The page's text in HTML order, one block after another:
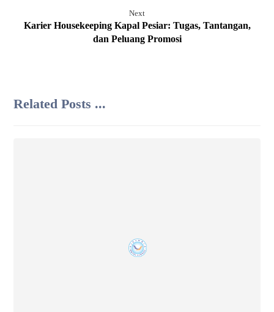
Next
Karier Housekeeping Kapal Pesiar: Tugas, Tantangan,
dan Peluang Promosi
Related Posts ...